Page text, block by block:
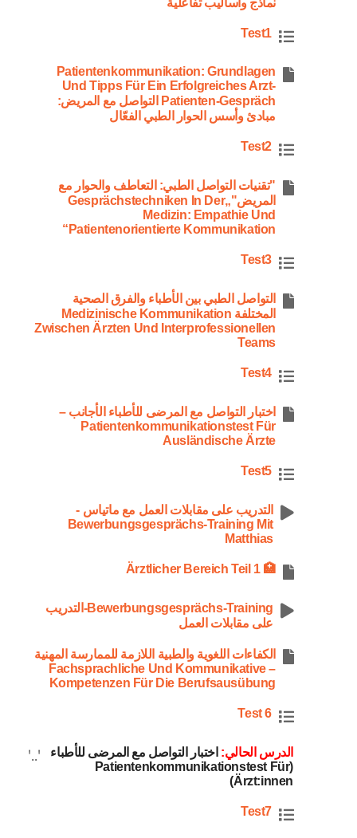
Test1
Patientenkommunikation: Grundlagen
Und Tipps Für Ein Erfolgreiches Arzt-
Patienten-Gespräch التواصل مع المريض:
مبادئ وأسس الحوار الطبي الفعّال
Test2
"تقنيات التواصل الطبي: التعاطف والحوار مع
المريض"„Gesprächstechniken In Der
Medizin: Empathie Und
Patientenorientierte Kommunikation“
Test3
التواصل الطبي بين الأطباء والفرق الصحية
المختلفة Medizinische Kommunikation
Zwischen Ärzten Und Interprofessionellen
Teams
Test4
اختبار التواصل مع المرضى للأطباء الأجانب –
Patientenkommunikationstest Für
Ausländische Ärzte
Test5
التدريب على مقابلات العمل مع ماتياس -
Bewerbungsgesprächs-Training Mit
Matthias
🏥 Ärztlicher Bereich Teil 1
Bewerbungsgesprächs-Training-التدريب
على مقابلات العمل
الكفاءات اللغوية والطبية اللازمة للممارسة المهنية
– Fachsprachliche Und Kommunikative
Kompetenzen Für Die Berufsausübung
Test 6
الدرس الحالي: اختبار التواصل مع المرضى للأطباء
(Patientenkommunikationstest Für
Ärzt:innen)
'..'
Test7